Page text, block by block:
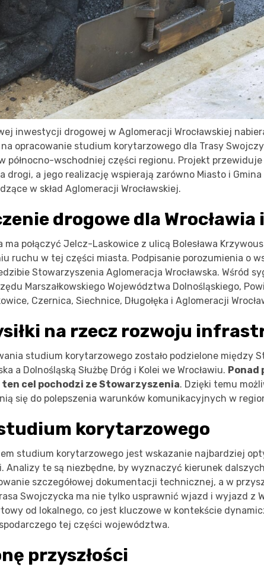
inwestycji drogowej w Aglomeracji Wrocławskiej
opracowanie studium korytarzowego dla Trasy
północno-wschodniej części regionu. Projekt przewiduje
drogi, a jego realizację wspierają zarówno Miasto i
w skład Aglomeracji Wrocławskiej.
drogowe dla Wrocławia
połączyć Jelcz-Laskowice z ulicą Bolesława
ruchu w tej części miasta. Podpisanie porozumienia o
Stowarzyszenia Aglomeracja Wrocławska. Wśród
Marszałkowskiego Województwa Dolnośląskiego,
Czernica, Siechnice, Długołęka i Aglomeracji
na rzecz rozwoju
studium korytarzowego zostało podzielone między
a Dolnośląską Służbę Dróg i Kolei we Wrocławiu. Ponad
cel pochodzi ze Stowarzyszenia. Dzięki temu
się do polepszenia warunków komunikacyjnych w
korytarzowego
studium korytarzowego jest wskazanie najbardziej
Analizy te są niezbędne, by wyznaczyć kierunek
szczegółowej dokumentacji technicznej, a w
Swojczycka ma nie tylko usprawnić wjazd i wyjazd z
od lokalnego, co jest kluczowe w kontekście
tej części województwa.
przyszłości